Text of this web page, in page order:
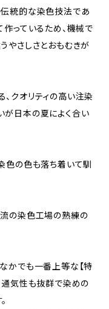
伝統的な染色技法であ
っているため、機械で
やさしさとおもむきが
クオリティの高い注染
が日本の夏によく合い
色の色も落ち着いて馴
の染色工場の熟練の
かでも一番上等な【特
通気性も抜群で染めの